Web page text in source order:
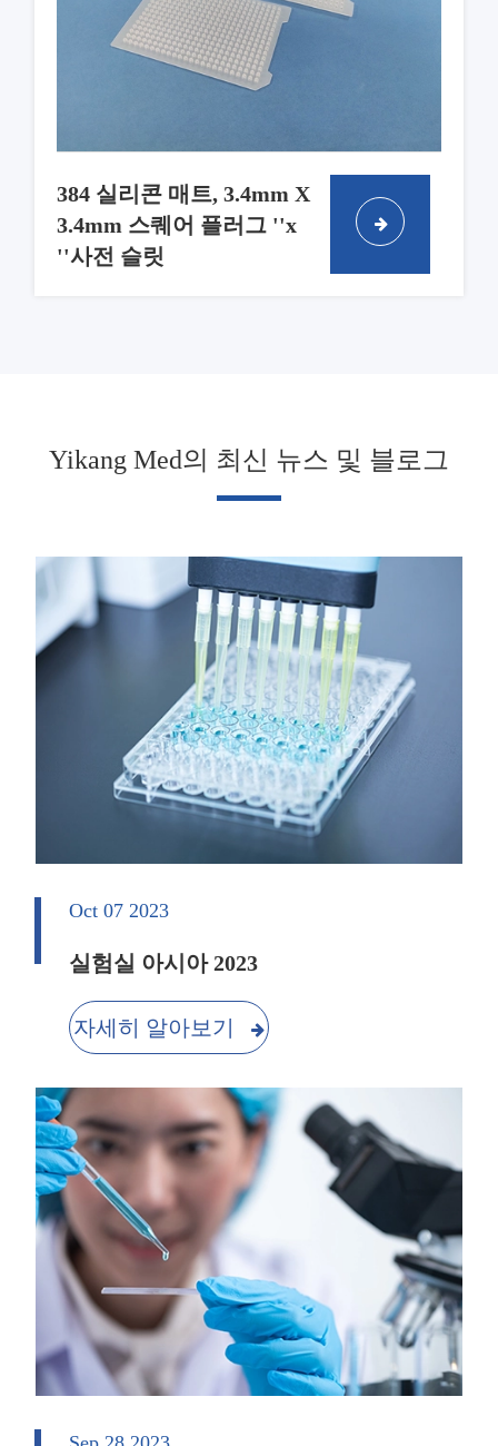
384 실리콘 매트, 3.4mm X
3.4mm 스퀘어 플러그 ''x
''사전 슬릿
Yikang Med의 최신 뉴스 및 블로그
Oct 07 2023
실험실 아시아 2023
자세히 알아보기